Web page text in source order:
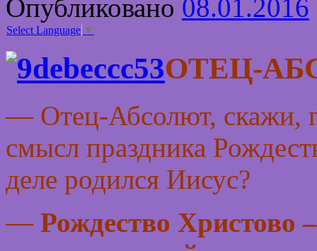
Опубликовано 08.01.2016
Select Language ▼
ОТЕЦ-
— Отец-Абсолют, скажи,
смысл праздника
деле родился Иисус?
— Рождество Христово